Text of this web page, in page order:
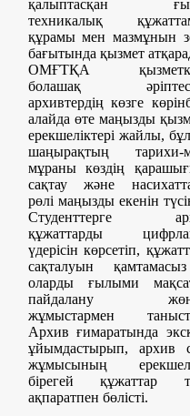
қалыптасқан
техникалық
құрамы мен мазмұнын
бағытында қызмет
ОМҒТҚА
болашақ
архивтердің көзге
алайда өте маңызды
ерекшеліктері жайлы,
шаңырақтың тарихи-
мұраны көздің
сақтау және
рөлі маңызды екенін
Студенттерге
құжаттарды
үдерісін көрсетіп,
сақталуын
оларды ғылыми
пайдалану
жұмыстармен
Архив ғимаратында
ұйымдастырып, архив
жұмысының
бірегей құжаттар
ақпаратпен бөлісті.